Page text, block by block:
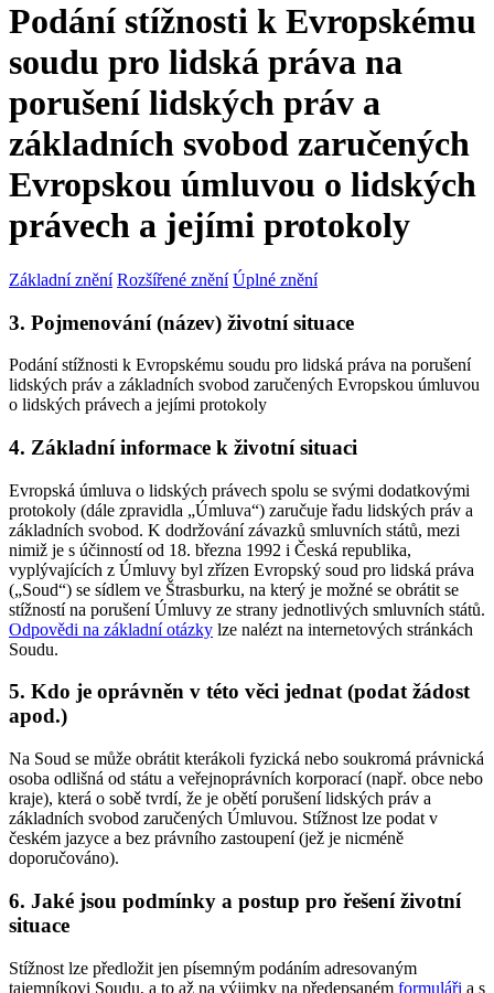
Podání stížnosti k Evropskému
soudu pro lidská práva na
porušení lidských práv a
základních svobod zaručených
Evropskou úmluvou o lidských
právech a jejími protokoly
Základní znění Rozšířené znění Úplné znění
3. Pojmenování (název) životní situace
Podání stížnosti k Evropskému soudu pro lidská práva na porušení
lidských práv a základních svobod zaručených Evropskou úmluvou
o lidských právech a jejími protokoly
4. Základní informace k životní situaci
Evropská úmluva o lidských právech spolu se svými dodatkovými
protokoly (dále zpravidla „Úmluva“) zaručuje řadu lidských práv a
základních svobod. K dodržování závazků smluvních států, mezi
nimiž je s účinností od 18. března 1992 i Česká republika,
vyplývajících z Úmluvy byl zřízen Evropský soud pro lidská práva
(„Soud“) se sídlem ve Štrasburku, na který je možné se obrátit se
stížností na porušení Úmluvy ze strany jednotlivých smluvních států.
Odpovědi na základní otázky lze nalézt na internetových stránkách
Soudu.
5. Kdo je oprávněn v této věci jednat (podat žádost
apod.)
Na Soud se může obrátit kterákoli fyzická nebo soukromá právnická
osoba odlišná od státu a veřejnoprávních korporací (např. obce nebo
kraje), která o sobě tvrdí, že je obětí porušení lidských práv a
základních svobod zaručených Úmluvou. Stížnost lze podat v
českém jazyce a bez právního zastoupení (jež je nicméně
doporučováno).
6. Jaké jsou podmínky a postup pro řešení životní
situace
Stížnost lze předložit jen písemným podáním adresovaným
tajemníkovi Soudu, a to až na výjimky na předepsaném formuláři a s